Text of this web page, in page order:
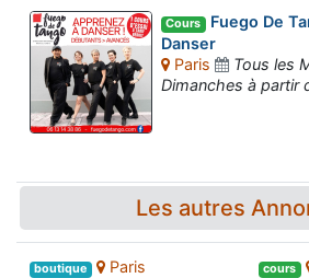
Cours Fuego De
Danser
Paris
Tous les
Dimanches à partir
Les autres
boutique
Paris
cours